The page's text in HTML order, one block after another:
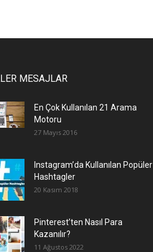
MESAJLAR
En Çok Kullanılan 21 Arama
Motoru
27 Mayıs 2016
Instagram’da Kullanılan Popüler
Hashtagler
20 Kasım 2018
Pinterest’ten Nasıl Para
Kazanılır?
11 Ağustos 2022